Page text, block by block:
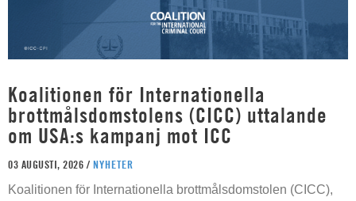
Koalitionen för Internationella
brottmålsdomstolens (CICC) uttalande
om USA:s kampanj mot ICC
03 AUGUSTI, 2026 / NYHETER
Koalitionen för Internationella brottmålsdomstolen (CICC),